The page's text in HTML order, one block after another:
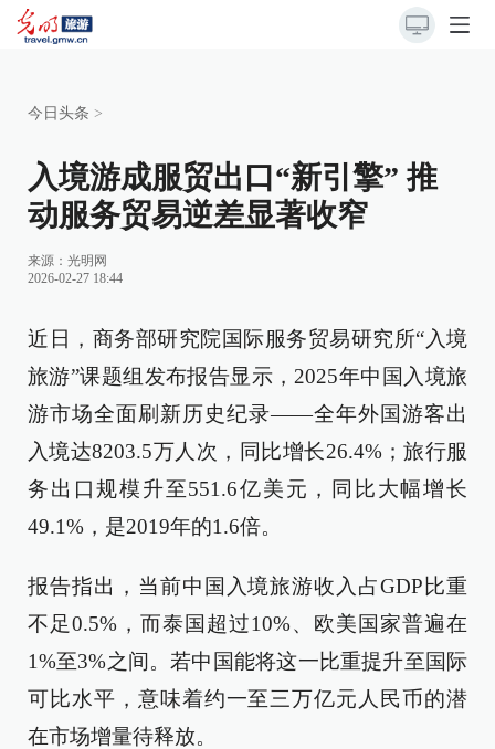
今日头条 >
入境游成服贸出口“新引擎” 推
动服务贸易逆差显著收窄
来源： 光明网
2026-02-27 18:44
近日，商务部研究院国际服务贸易研究所“入境
旅游”课题组发布报告显示，2025年中国入境旅
游市场全面刷新历史纪录——全年外国游客出
入境达8203.5万人次，同比增长26.4%；旅行服
务出口规模升至551.6亿美元，同比大幅增长
49.1%，是2019年的1.6倍。
报告指出，当前中国入境旅游收入占GDP比重
不足0.5%，而泰国超过10%、欧美国家普遍在
1%至3%之间。若中国能将这一比重提升至国际
可比水平，意味着约一至三万亿元人民币的潜
在市场增量待释放。